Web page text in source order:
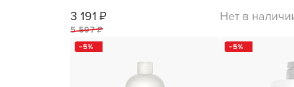
3 191 ₽
5 597 ₽
Нет в
5 5